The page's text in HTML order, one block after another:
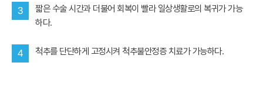
3
짧은 수술 시간과 더불어 회복이 빨라 일상생활로의 복귀가 가능
하다.
4 척추를 단단하게 고정시켜 척추불안정증 치료가 가능하다.